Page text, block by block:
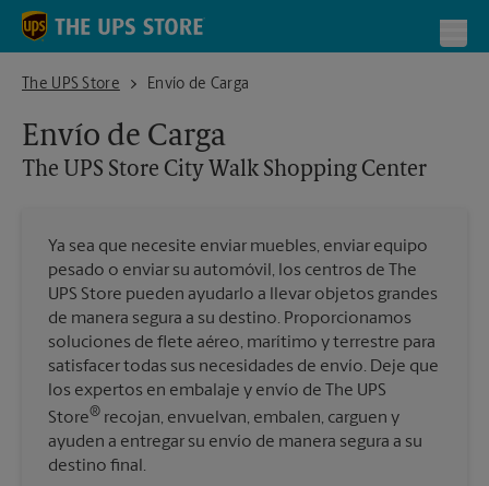
Skip to content
Return to Nav
The UPS Store
The UPS Store City Walk Shopping Center
Envío de Carga
Envío de Carga
The UPS Store City Walk Shopping Center
Ya sea que necesite enviar muebles, enviar equipo
pesado o enviar su automóvil, los centros de The
UPS Store pueden ayudarlo a llevar objetos grandes
de manera segura a su destino. Proporcionamos
soluciones de flete aéreo, marítimo y terrestre para
satisfacer todas sus necesidades de envío. Deje que
los expertos en embalaje y envío de The UPS
Store® recojan, envuelvan, embalen, carguen y
ayuden a entregar su envío de manera segura a su
destino final.